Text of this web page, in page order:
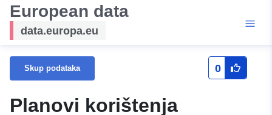
European data
data.europa.eu
Skup podataka 0
Planovi korištenja